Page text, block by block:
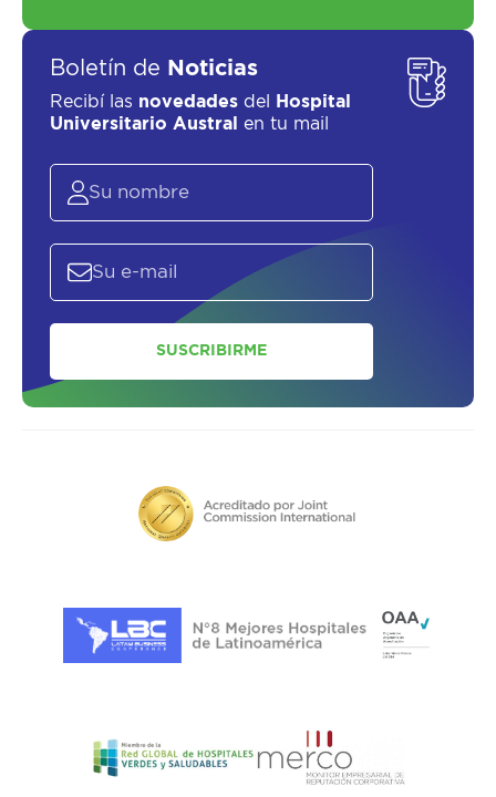
SOLICITAR UN ASESOR
Boletín de Noticias
Recibí las novedades del
Hospital
Universitario Austral
en tu mail
SUSCRIBIRME